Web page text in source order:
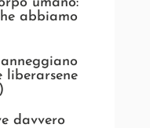
umano:
abbiamo
liberarsene
davvero